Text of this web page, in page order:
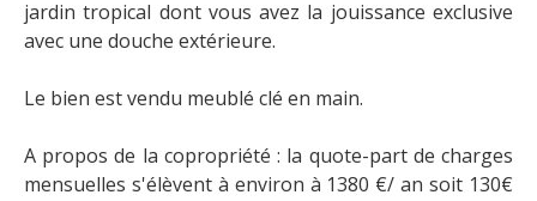
jardin tropical dont vous avez la jouissance exclusive
avec une douche extérieure.
Le bien est vendu meublé clé en main.
A propos de la copropriété : la quote-part de charges
mensuelles s'élèvent à environ à 1380 €/ an soit 130€